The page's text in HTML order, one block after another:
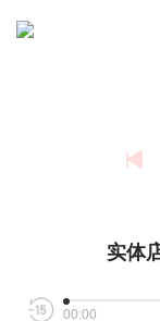
实体
00:00